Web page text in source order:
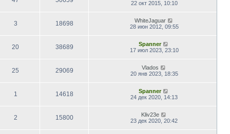
22 окт 2015, 10:10
3 18698
WhiteJaguar
28 июн 2012, 09:55
20 38689
Spanner
17 июл 2023, 23:10
25 29069
Vlados
20 янв 2023, 18:35
1 14618
Spanner
24 дек 2020, 14:13
2 15800
Kliv23е
23 дек 2020, 20:42